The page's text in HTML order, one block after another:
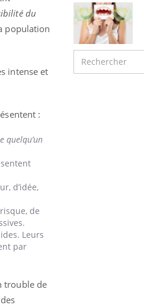
du
population
intense et
:
quelqu’un
d’idée,
de
Leurs
par
trouble de